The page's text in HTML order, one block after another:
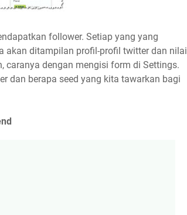
follower. Setiap yang yang
akan ditampilan profil-profil twitter dan nilai
caranya dengan mengisi form di Settings.
dan berapa seed yang kita tawarkan bagi